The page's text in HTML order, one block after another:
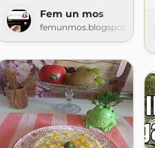
Fem un mos
femunmos.blogspot.com